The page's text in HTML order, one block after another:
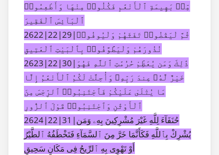
مِّنۢ بَهِيمَةِ ٱلْأَنْعَٰمِ فَكُلُوا۟ مِنْهَا وَأَطْعِمُوا۟
ٱلْبَآئِسَ ٱلْفَقِيرَ
2622|22|29|ثُمَّ لْيَقْضُوا۟ تَفَثَهُمْ وَلْيُوفُوا۟
نُذُورَهُمْ وَلْيَطَّوَّفُوا۟ بِٱلْبَيْتِ ٱلْعَتِيقِ
2623|22|30|ذَٰلِكَ وَمَن يُعَظِّمْ حُرُمَٰتِ ٱللَّهِ فَهُوَ
خَيْرٌ لَّهُۥ عِندَ رَبِّهِۦ وَأُحِلَّتْ لَكُمُ ٱلْأَنْعَٰمُ إِلَّا
مَا يُتْلَىٰ عَلَيْكُمْ فَٱجْتَنِبُوا۟ ٱلرِّجْسَ مِنَ
ٱلْأَوْثَٰنِ وَٱجْتَنِبُوا۟ قَوْلَ ٱلزُّورِ
2624|22|31|حُنَفَآءَ لِلَّهِ غَيْرَ مُشْرِكِينَ بِهِۦ وَمَن
يُشْرِكْ بِٱللَّهِ فَكَأَنَّمَا خَرَّ مِنَ ٱلسَّمَآءِ فَتَخْطَفُهُ ٱلطَّيْرُ
أَوْ تَهْوِى بِهِ ٱلرِّيحُ فِى مَكَانٍ سَحِيقٍ